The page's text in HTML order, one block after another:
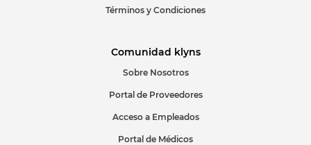
Términos y Condiciones
Comunidad klyns
Sobre Nosotros
Portal de Proveedores
Acceso a Empleados
Portal de Médicos